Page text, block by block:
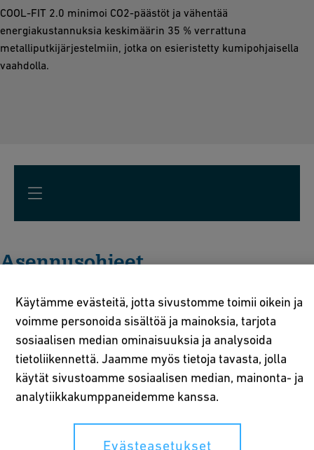
COOL-FIT 2.0 minimoi CO2-päästöt ja vähentää
energiakustannuksia keskimäärin 35 % verrattuna
metalliputkijärjestelmiin, jotka on esieristetty kumipohjaisella
vaahdolla.
Asennusohjeet
Katso kaikki videot
COOL-FIT 2.0 -järjestelmä
Opi asentamaan COOL-FIT 2.0 -järjestelmä helposti.
Asennus kestää vain muutaman minuutin, ja GF Industry
and Infrastructure Flow Solutionsin MSA-hitsauslaitteet
takaavat liitosten laadun.
Käytämme evästeitä, jotta sivustomme toimii oikein ja
voimme personoida sisältöä ja mainoksia, tarjota
sosiaalisen median ominaisuuksia ja analysoida
tietoliikennettä. Jaamme myös tietoja tavasta, jolla
käytät sivustoamme sosiaalisen median, mainonta- ja
analytiikkakumppaneidemme kanssa.
Evästeasetukset